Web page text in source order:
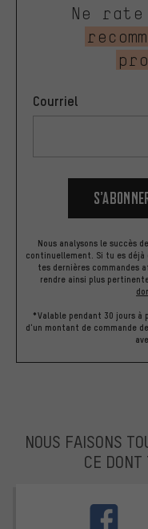
Ne rate
Courriel
Nous analysons le succès
continuellement. Si tu es déjà
tes dernières commandes
rendre ainsi plus
*Valable pendant 30 jours
d'un montant de commande
NOUS FAISONS
CE